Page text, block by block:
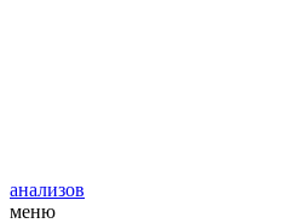
анализов
меню